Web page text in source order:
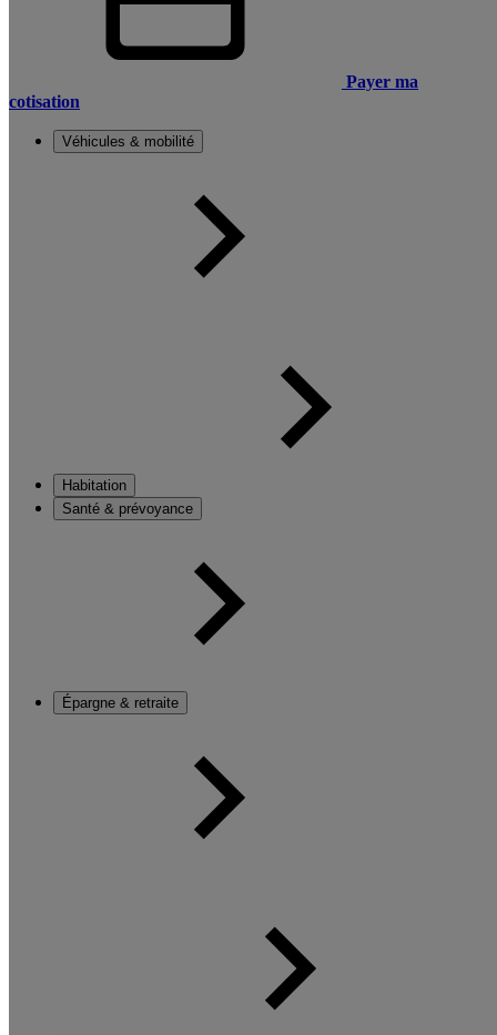
Payer ma
cotisation
Véhicules & mobilité
Habitation
Santé & prévoyance
Épargne & retraite